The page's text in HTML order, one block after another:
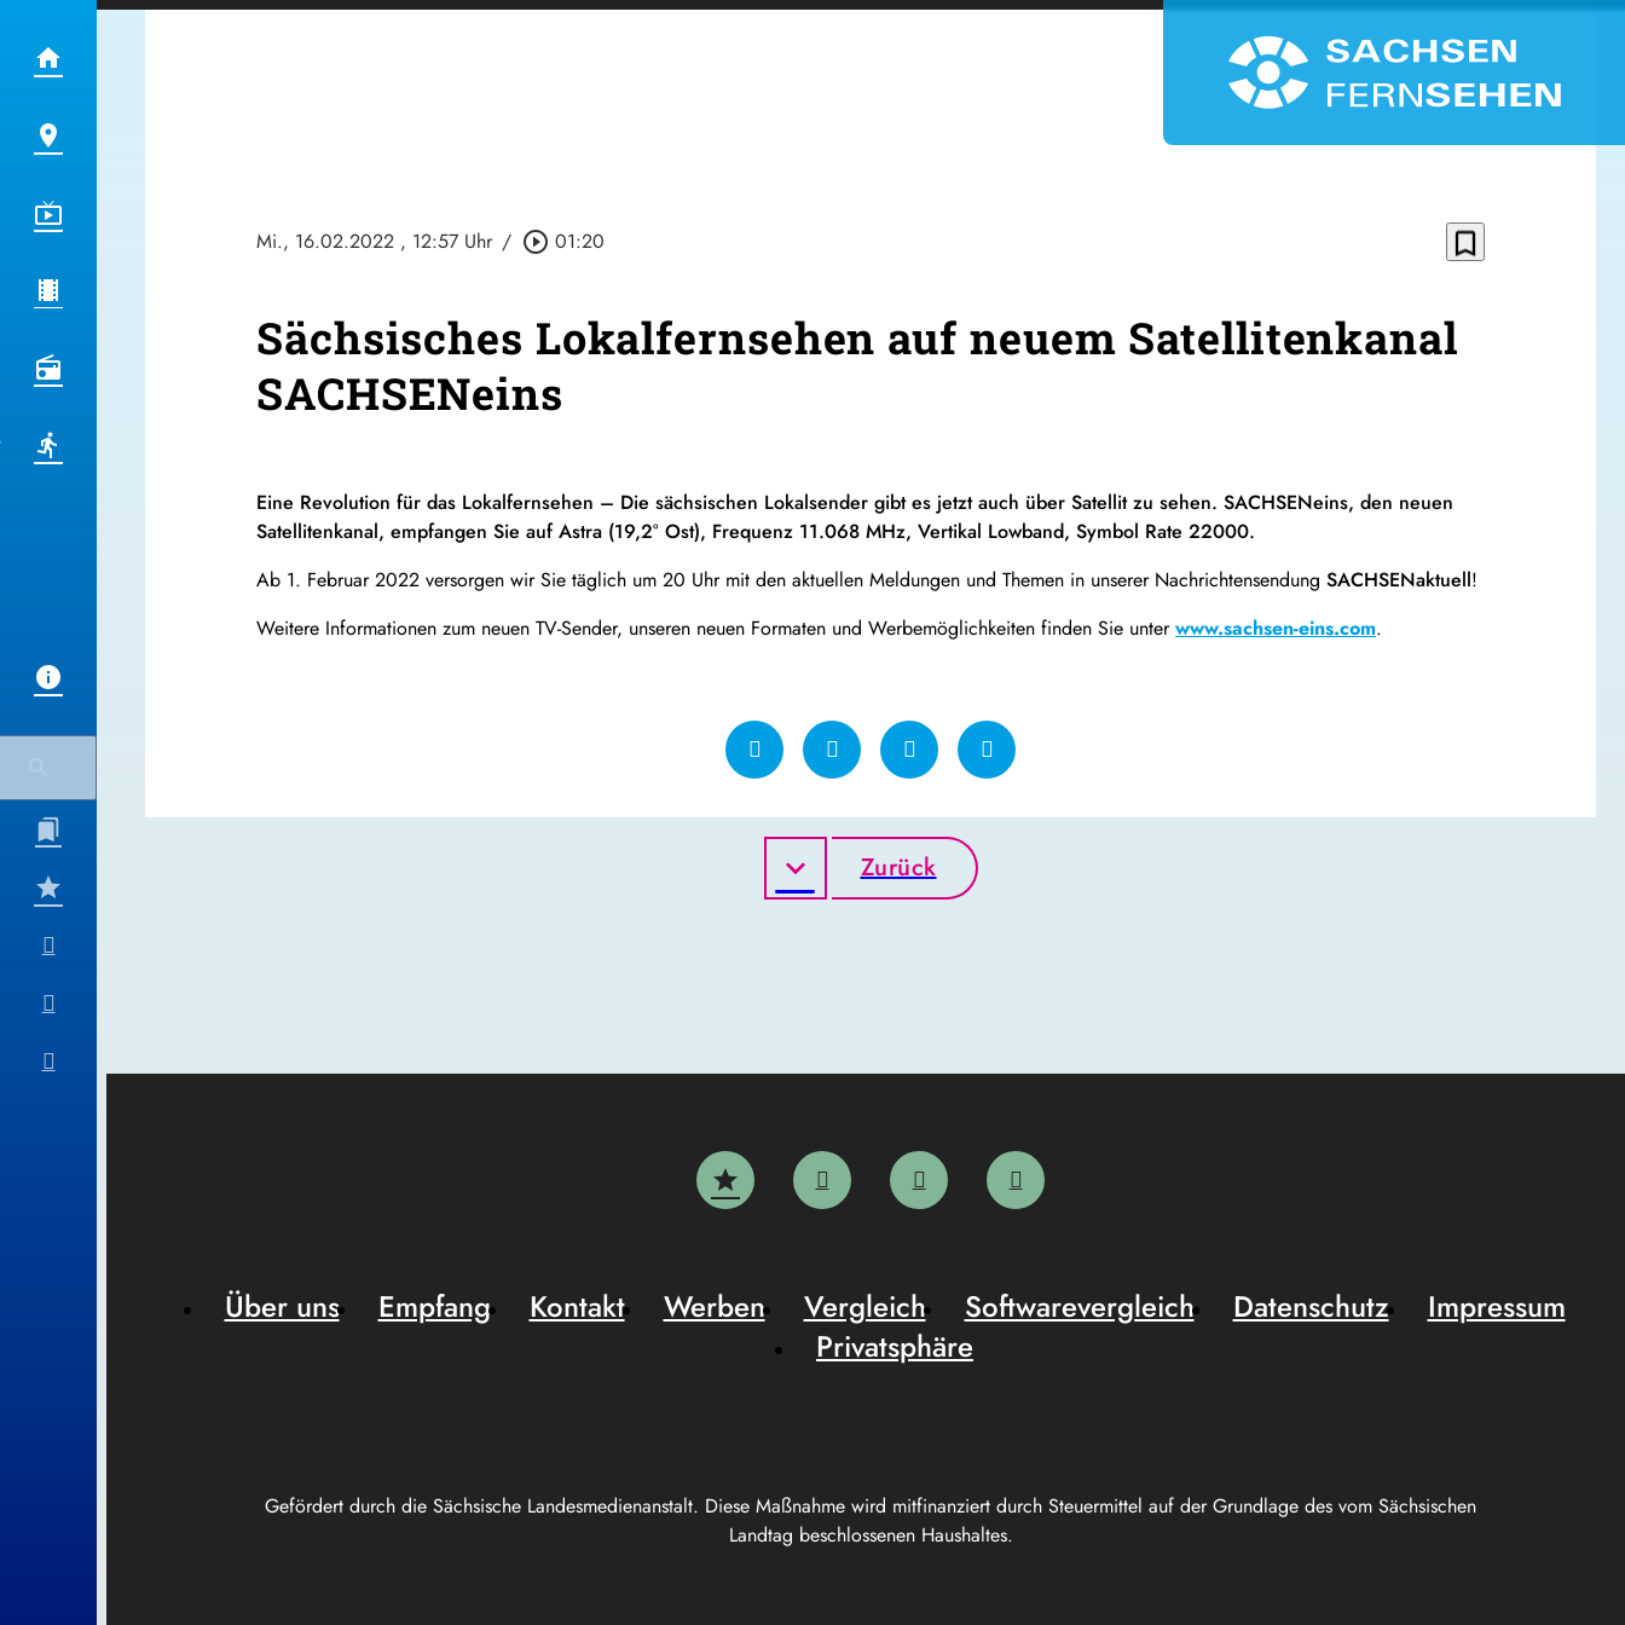
Mi., 16.02.2022 , 12:57 Uhr / play_circle_outline 01:20 bookmark_border
Sächsisches Lokalfernsehen auf neuem Satellitenkanal
SACHSENeins
Eine Revolution für das Lokalfernsehen – Die sächsischen Lokalsender gibt es jetzt auch über Satellit zu sehen. SACHSENeins, den neuen
Satellitenkanal, empfangen Sie auf Astra (19,2° Ost), Frequenz 11.068 MHz, Vertikal Lowband, Symbol Rate 22000.
Ab 1. Februar 2022 versorgen wir Sie täglich um 20 Uhr mit den aktuellen Meldungen und Themen in unserer Nachrichtensendung SACHSENaktuell!
Weitere Informationen zum neuen TV-Sender, unseren neuen Formaten und Werbemöglichkeiten finden Sie unterwww.sachsen-eins.com.
Zurück
Gefördert durch die Sächsische Landesmedienanstalt. Diese Maßnahme wird mitfinanziert durch Steuermittel auf der Grundlage des vom Sächsischen
Landtag beschlossenen Haushaltes.
Über uns Empfang Kontakt Werben Vergleich Softwarevergleich Datenschutz
Impressum
Privatsphäre